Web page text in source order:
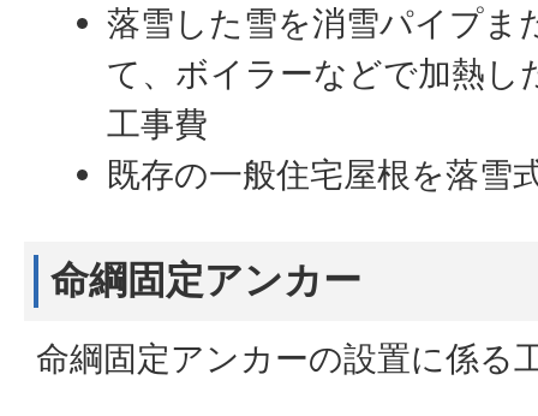
落雪した雪を消雪パイプま
て、ボイラーなどで加熱し
工事費
既存の一般住宅屋根を落雪
命綱固定アンカー
命綱固定アンカーの設置に係る